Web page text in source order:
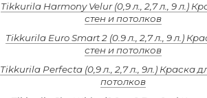
Tikkurila Harmony Velur (0,9 л., 2,7 л., 9 л.)
стен и потолков
Tikkurila Euro Smart 2 (0.9 л., 2,7 л., 9 л.)
стен и потолков
Tikkurila Perfecta (0,9 л., 2,7 л., 9л.) Краска
потолков